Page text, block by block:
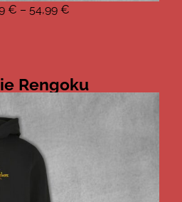
€ – 54,99 €
Rengoku